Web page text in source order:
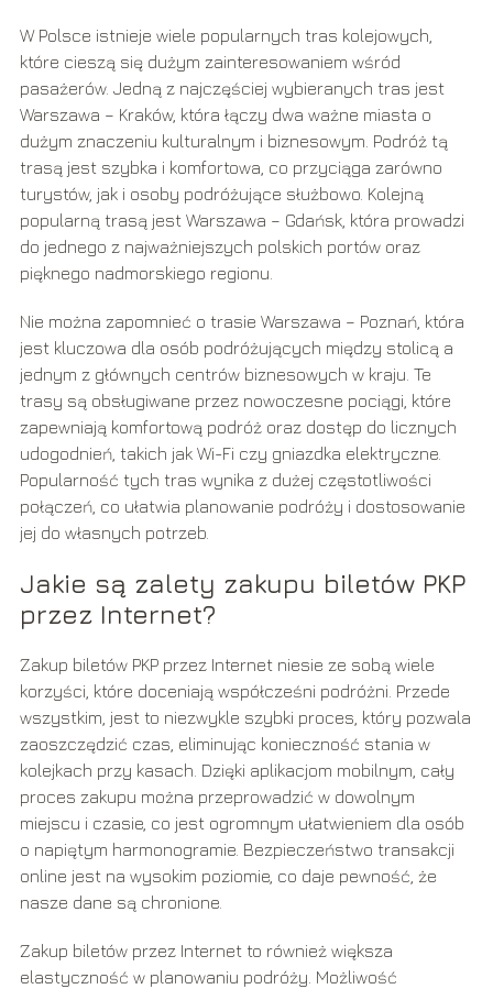
W Polsce istnieje wiele popularnych tras kolejowych,
które cieszą się dużym zainteresowaniem wśród
pasażerów. Jedną z najczęściej wybieranych tras jest
Warszawa – Kraków, która łączy dwa ważne miasta o
dużym znaczeniu kulturalnym i biznesowym. Podróż tą
trasą jest szybka i komfortowa, co przyciąga zarówno
turystów, jak i osoby podróżujące służbowo. Kolejną
popularną trasą jest Warszawa – Gdańsk, która prowadzi
do jednego z najważniejszych polskich portów oraz
pięknego nadmorskiego regionu.
Nie można zapomnieć o trasie Warszawa – Poznań, która
jest kluczowa dla osób podróżujących między stolicą a
jednym z głównych centrów biznesowych w kraju. Te
trasy są obsługiwane przez nowoczesne pociągi, które
zapewniają komfortową podróż oraz dostęp do licznych
udogodnień, takich jak Wi-Fi czy gniazdka elektryczne.
Popularność tych tras wynika z dużej częstotliwości
połączeń, co ułatwia planowanie podróży i dostosowanie
jej do własnych potrzeb.
Jakie są zalety zakupu biletów PKP
przez Internet?
Zakup biletów PKP przez Internet niesie ze sobą wiele
korzyści, które doceniają współcześni podróżni. Przede
wszystkim, jest to niezwykle szybki proces, który pozwala
zaoszczędzić czas, eliminując konieczność stania w
kolejkach przy kasach. Dzięki aplikacjom mobilnym, cały
proces zakupu można przeprowadzić w dowolnym
miejscu i czasie, co jest ogromnym ułatwieniem dla osób
o napiętym harmonogramie. Bezpieczeństwo transakcji
online jest na wysokim poziomie, co daje pewność, że
nasze dane są chronione.
Zakup biletów przez Internet to również większa
elastyczność w planowaniu podróży. Możliwość